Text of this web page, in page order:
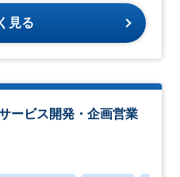
見る
ービス開発・企画営業